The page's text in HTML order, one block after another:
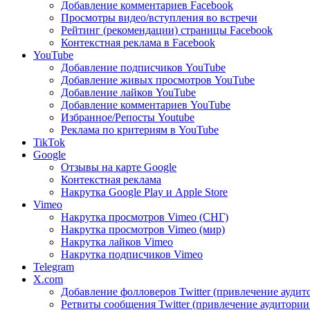
Добавление комментариев Facebook
Просмотры видео/вступления во встречи
Рейтинг (рекомендации) страницы Facebook
Контекстная реклама в Facebook
YouTube
Добавление подписчиков YouTube
Добавление живых просмотров YouTube
Добавление лайков YouTube
Добавление комментариев YouTube
Избранное/Репосты Youtube
Реклама по критериям в YouTube
TikTok
Google
Отзывы на карте Google
Контекстная реклама
Накрутка Google Play и Apple Store
Vimeo
Накрутка просмотров Vimeo (СНГ)
Накрутка просмотров Vimeo (мир)
Накрутка лайков Vimeo
Накрутка подписчиков Vimeo
Telegram
X.com
Добавление фолловеров Twitter (привлечение
Ретвиты сообщения Twitter (привлечение